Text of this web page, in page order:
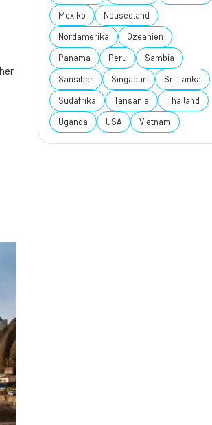
Mexiko Neuseeland
Nordamerika Ozeanien
Panama Peru Sambia
Sansibar Singapur Sri Lanka
Südafrika Tansania Thailand
Uganda USA Vietnam